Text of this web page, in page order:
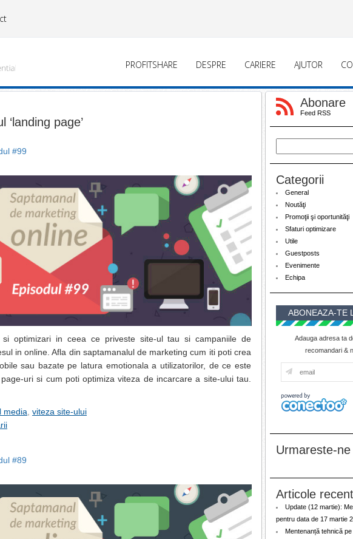
PROFITSHARE DESPRE CARIERE AJUTOR
page’
#99
optimizari in ceea ce priveste site-ul tau si campaniile de
in online. Afla din saptamanalul de marketing cum iti poti crea
sau bazate pe latura emotionala a utilizatorilor, de ce este
uri si cum poti optimiza viteza de incarcare a site-ului tau.
media viteza site-ului
#89
Abonare
Feed RSS
Categorii
General
Noutăţi
Promoţii şi oportunităţi
Sfaturi optimizare
Utile
Guestposts
Evenimente
Echipa
ABONEAZA-TE
Adauga adresa ta
recomandari &
Urmareste-
Articole
Update (12 martie):
pentru data de 17 martie
Mentenanță tehnică